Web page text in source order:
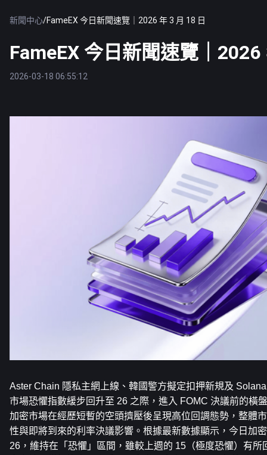
新聞中心/FameEX 今日新聞速覽｜2026 年 3 月 18 日
FameEX 今日新聞速覽｜
2026-03-18 06:55:12
Aster Chain 隱私主網上線、韓國警方擬定扣押新規及
市場恐懼指數緩步回升至 26 之際，進入 FOMC 決議前的橫
加密市場在經歷短暫的空頭擠壓後呈現高位回調態勢，整體
性與即將到來的利率決議影響。根據最新數據顯示，今日加
26，維持在「恐懼」區間，雖較上週的 15（極度恐懼）有所